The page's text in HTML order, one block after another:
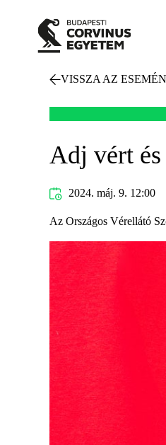
VISSZA AZ
Adj vért
2024. máj. 9. 12:00
Az Országos Vérellátó